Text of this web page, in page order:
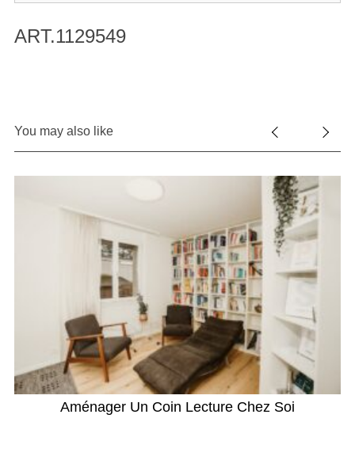
ART.1129549
You may also like
Aménager Un Coin Lecture Chez Soi